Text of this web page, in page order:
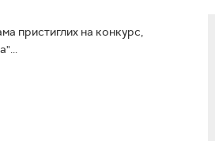
пристиглих на конкурс,